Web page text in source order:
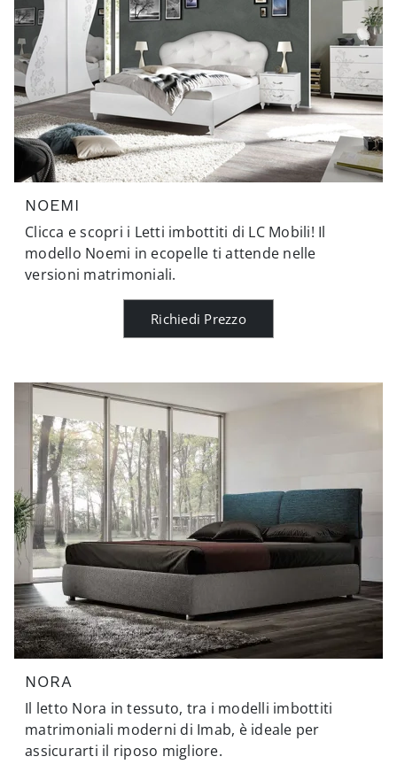
NOEMI
Clicca e scopri i Letti imbottiti di LC Mobili! Il
modello Noemi in ecopelle ti attende nelle
versioni matrimoniali.
Richiedi Prezzo
NORA
Il letto Nora in tessuto, tra i modelli imbottiti
matrimoniali moderni di Imab, è ideale per
assicurarti il riposo migliore.